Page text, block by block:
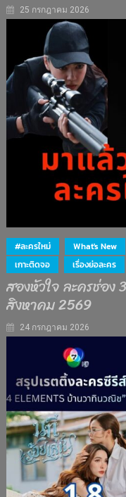
25 กรกฎาคม 2026
#ละครใหม่ What's New
เกาะติดจอ
เรื่องย่อละคร
สองหัวใจ ละครช่อง
สิงหาคม 2569
24 กรกฎาคม 2026